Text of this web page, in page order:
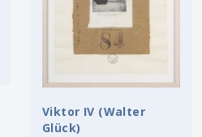
Viktor IV (Walter
Glück)